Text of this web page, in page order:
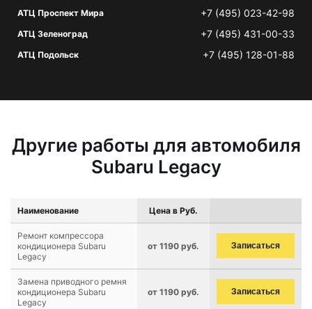
АТЦ Проспект Мира +7 (495) 023-42-98
АТЦ Зеленоград +7 (495) 431-00-33
АТЦ Подольск +7 (495) 128-01-88
Другие работы для автомобиля
Subaru Legacy
Наименование Цена в Руб.
Ремонт компрессора
кондиционера Subaru
Legacy
от 1190 руб. Записаться
Замена приводного ремня
кондиционера Subaru
Legacy
от 1190 руб. Записаться